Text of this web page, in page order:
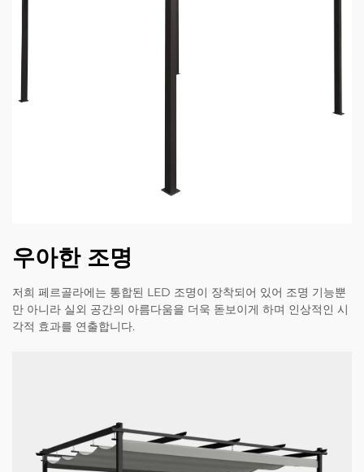
우아한 조명
저희 페르골라에는 통합된 LED 조명이 장착되어 있어 조명 기능뿐
만 아니라 실외 공간의 아름다움을 더욱 돋보이게 하며 인상적인 시
각적 효과를 연출합니다.